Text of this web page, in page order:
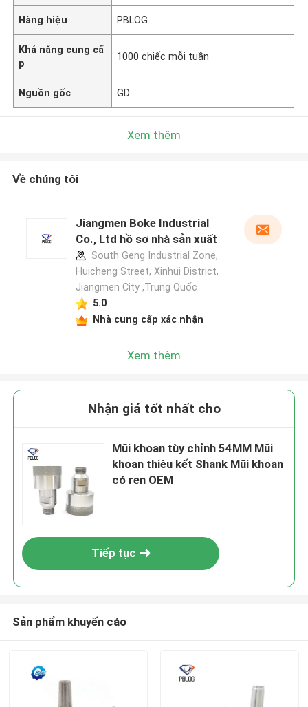
Hàng hiệu PBLOG
Khả năng cung cấ
p
1000 chiếc mỗi tuần
Nguồn gốc GD
Xem thêm
Về chúng tôi
Jiangmen Boke Industrial
Co., Ltd hồ sơ nhà sản xuất
South Geng Industrial Zone,
Huicheng Street, Xinhui District,
Jiangmen City ,Trung Quốc
5.0
Nhà cung cấp xác nhận
Xem thêm
Nhận giá tốt nhất cho
Mũi khoan tùy chỉnh 54MM Mũi
khoan thiêu kết Shank Mũi khoan
có ren OEM
Tiếp tục
Sản phẩm khuyến cáo